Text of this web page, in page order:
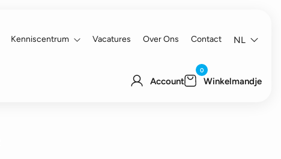
Kenniscentrum Vacatures Over Ons Contact NL
Account
0
Winkelmandje